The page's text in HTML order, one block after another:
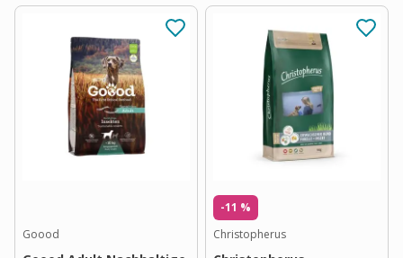
Goood
-11 %
Christopherus